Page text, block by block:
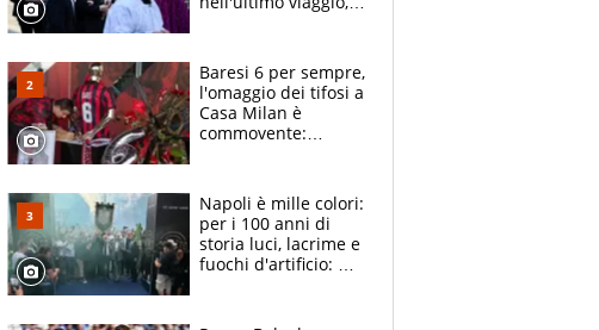
circondati
dall'affetto dei tifosi
Baresi 6 per sempre,
l'omaggio dei tifosi a
Casa Milan è
commovente:
bigliettini
Napoli è mille colori:
per i 100 anni di
storia luci, lacrime e
fuochi d'artificio: De